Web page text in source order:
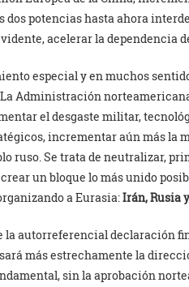
potencias hasta ahora
acelerar la dependencia
especial y en muchos
Administración
el desgaste militar,
incrementar aún más la
ruso. Se trata de neutralizar,
un bloque lo más unido
a Eurasia:Irán, Rusia
la autorreferencial declaración
más estrechamente la
sin la aprobación